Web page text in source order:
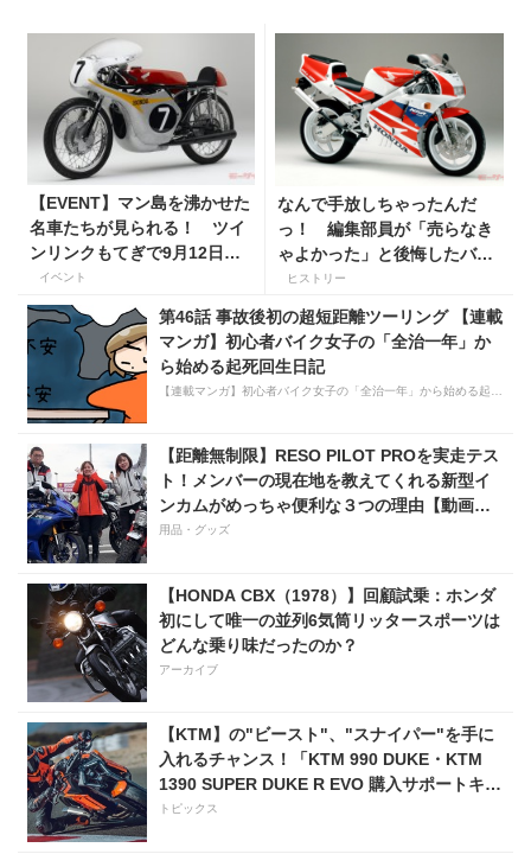
【EVENT】マン島を沸かせた
名車たちが見られる！ ツイ
ンリンクもてぎで9月12日よ
り展示開始!!
イベント
なんで手放しちゃったんだ
っ！ 編集部員が「売らなき
ゃよかった」と後悔したバイ
クたち
ヒストリー
第46話 事故後初の超短距離ツーリング 【連載
マンガ】初心者バイク女子の「全治一年」か
ら始める起死回生日記
【距離無制限】RESO PILOT PROを実走テス
ト！メンバーの現在地を教えてくれる新型イ
ンカムがめっちゃ便利な３つの理由【動画付
き】
用品・グッズ
【HONDA CBX（1978）】回顧試乗：ホンダ
初にして唯一の並列6気筒リッタースポーツは
どんな乗り味だったのか？
アーカイブ
【KTM】の"ビースト"、"スナイパー"を手に
入れるチャンス！「KTM 990 DUKE・KTM
1390 SUPER DUKE R EVO 購入サポートキャ
ンペーン」
トピックス